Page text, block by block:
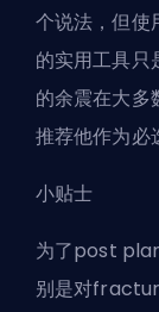
个说法，但
的实用工具只
的余震在大多
推荐他作为必
小贴士
为了post
别是对